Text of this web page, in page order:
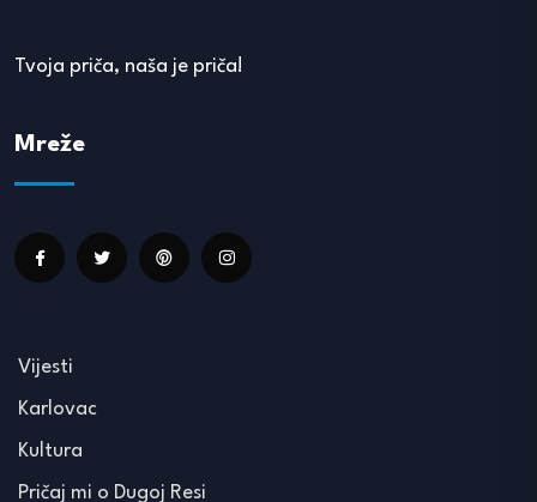
Tvoja priča, naša je priča!
Mreže
Vijesti
Karlovac
Kultura
Pričaj mi o Dugoj Resi